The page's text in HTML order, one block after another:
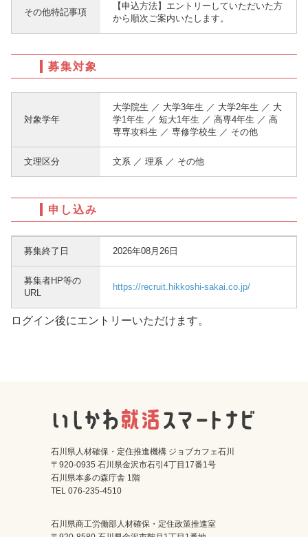
その他特記事項
【申込方法】エントリーしていただいた方
から順次ご案内いたします。
募集対象
対象学年
大学院生 ／ 大学3年生 ／ 大学2年生 ／ 大
学1年生 ／ 短大1年生 ／ 高専4年生 ／ 高
専専攻科生 ／ 専修学校生 ／ その他
文理区分 文系 ／ 理系 ／ その他
申し込み
募集終了日 2026年08月26日
募集者HP等の
URL
https://recruit.hikkoshi-sakai.co.jp/
ログイン後にエントリーいただけます。
石川県人材確保・定住推進機構 ジョブカフェ石川
〒920-0935 石川県金沢市石引4丁目17番1号
石川県本多の森庁舎 1階
TEL 076-235-4510
石川県商工労働部人材確保・定住政策推進室